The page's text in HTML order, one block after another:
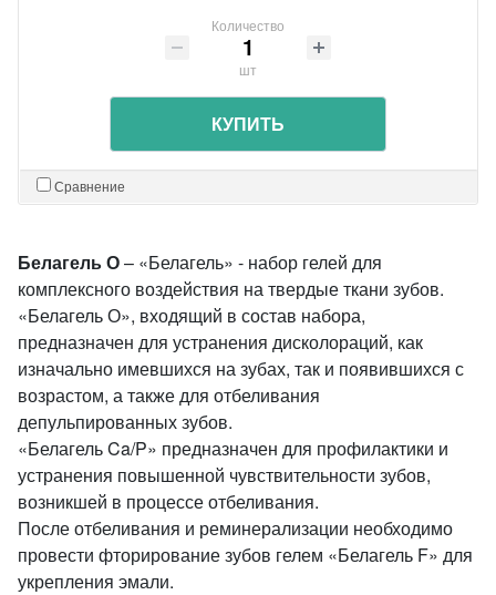
Количество
шт
КУПИТЬ
Сравнение
Белагель О– «Белагель» - набор гелей для
комплексного воздействия на твердые ткани зубов.
«Белагель О», входящий в состав набора,
предназначен для устранения дисколораций, как
изначально имевшихся на зубах, так и появившихся с
возрастом, а также для отбеливания
депульпированных зубов.
«Белагель Ca/P» предназначен для профилактики и
устранения повышенной чувствительности зубов,
возникшей в процессе отбеливания.
После отбеливания и реминерализации необходимо
провести фторирование зубов гелем «Белагель F» для
укрепления эмали.